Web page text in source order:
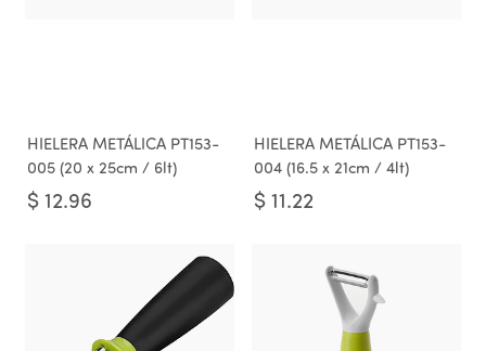
HIELERA METÁLICA PT153-
005 (20 x 25cm / 6lt)
$ 12.96
HIELERA METÁLICA PT153-
004 (16.5 x 21cm / 4lt)
$ 11.22